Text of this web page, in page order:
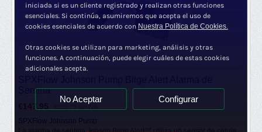
Sentina
iniciada si es un cliente registrado y realizan otras funciones
esenciales. Si continúa, asumiremos que acepta el uso de
cookies esenciales de acuerdo con Nuestra Política de Cookies.
Otras cookies se utilizan para marketing, análisis y otras
funciones. A continuación, puede elegir cuáles de estas cookies
adicionales acepta.
No Aceptar Configurar